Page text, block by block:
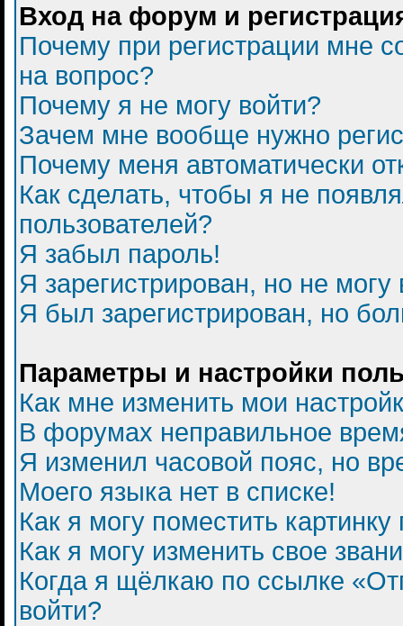
Вход на форум и
Почему при регистрации мне
на вопрос?
Почему я не могу войти?
Зачем мне вообще нужно
Почему меня автоматически
Как сделать, чтобы я не
пользователей?
Я забыл пароль!
Я зарегистрирован, но не могу
Я был зарегистрирован, но
Параметры и настройки
Как мне изменить мои
В форумах неправильное
Я изменил часовой пояс, но
Моего языка нет в списке!
Как я могу поместить
Как я могу изменить свое
Когда я щёлкаю по ссылке
войти?